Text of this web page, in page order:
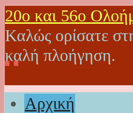
20o και 56ο
Καλώς ορίσατε
καλή πλοήγηση.
Αρχική